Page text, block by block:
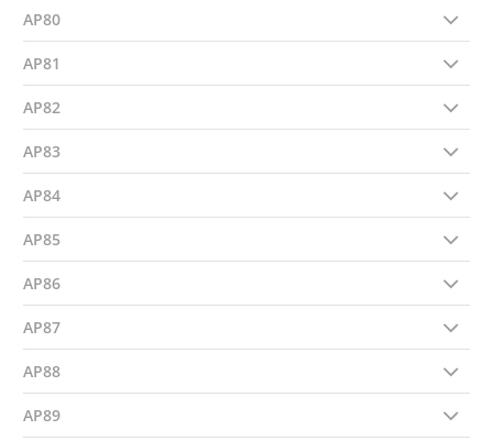
AP80
AP81
AP82
AP83
AP84
AP85
AP86
AP87
AP88
AP89